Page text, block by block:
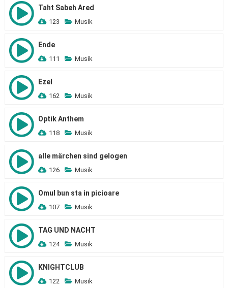
Taht Sabeh Ared
123 Musik
Ende
111 Musik
Ezel
162 Musik
Optik Anthem
118 Musik
alle märchen sind gelogen
126 Musik
Omul bun sta in picioare
107 Musik
TAG UND NACHT
124 Musik
KNIGHTCLUB
122 Musik